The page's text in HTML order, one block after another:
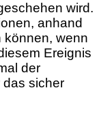
wird.
anhand
können, wenn
Ereignis
der
das sicher